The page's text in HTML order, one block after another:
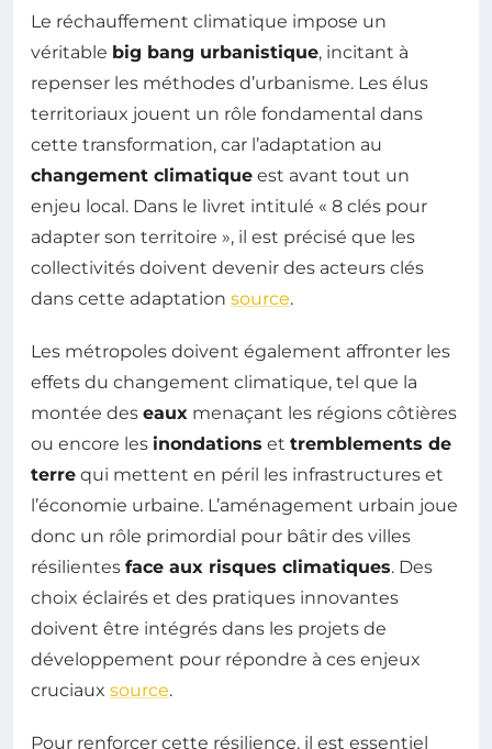
Le réchauffement climatique impose un
véritable big bang urbanistique, incitant à
repenser les méthodes d’urbanisme. Les élus
territoriaux jouent un rôle fondamental dans
cette transformation, car l’adaptation au
changement climatique est avant tout un
enjeu local. Dans le livret intitulé « 8 clés pour
adapter son territoire », il est précisé que les
collectivités doivent devenir des acteurs clés
dans cette adaptation source.
Les métropoles doivent également affronter les
effets du changement climatique, tel que la
montée des eaux menaçant les régions côtières
ou encore les inondations et tremblements de
terre qui mettent en péril les infrastructures et
l’économie urbaine. L’aménagement urbain joue
donc un rôle primordial pour bâtir des villes
résilientes face aux risques climatiques. Des
choix éclairés et des pratiques innovantes
doivent être intégrés dans les projets de
développement pour répondre à ces enjeux
cruciaux source.
Pour renforcer cette résilience, il est essentiel